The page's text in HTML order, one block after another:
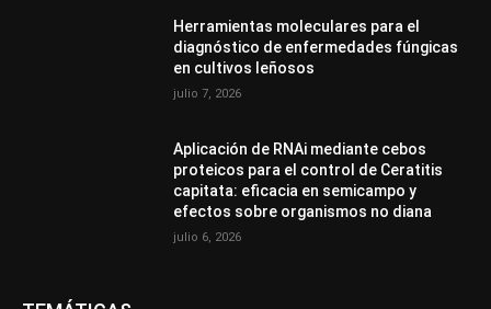
Herramientas moleculares para el
diagnóstico de enfermedades fúngicas
en cultivos leñosos
julio 7, 2026
Aplicación de RNAi mediante cebos
proteicos para el control de Ceratitis
capitata: eficacia en semicampo y
efectos sobre organismos no diana
julio 6, 2026